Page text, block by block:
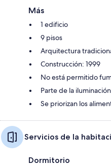
Más
1 edificio
9 pisos
Arquitectura
Construcción: 1999
No está permitido
Parte de la
Se priorizan los
Servicios de la
Dormitorio